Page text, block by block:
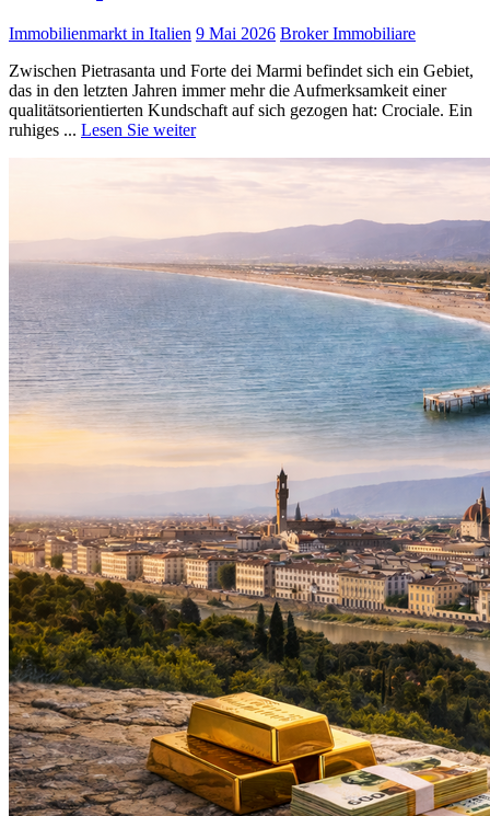
Immobilienmarkt in Italien 9 Mai 2026 Broker Immobiliare
Zwischen Pietrasanta und Forte dei Marmi befindet sich ein Gebiet,
das in den letzten Jahren immer mehr die Aufmerksamkeit einer
qualitätsorientierten Kundschaft auf sich gezogen hat: Crociale. Ein
ruhiges ... Lesen Sie weiter